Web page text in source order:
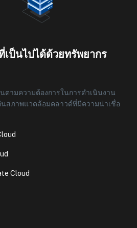
ป็นไปได้ด้วยทรัพยากร
ตามความต้องการในการดำเนินงาน
สภาพแวดล้อมคลาวด์ที่มีความน่าเชื่อ
Cloud